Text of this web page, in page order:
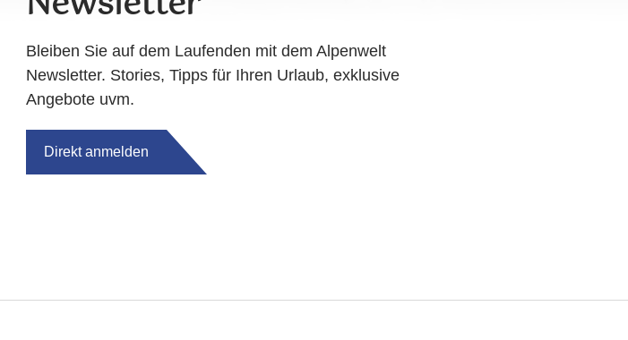
Bleiben Sie auf dem Laufenden mit dem Alpenwelt
Newsletter. Stories, Tipps für Ihren Urlaub, exklusive
Angebote uvm.
Direkt anmelden